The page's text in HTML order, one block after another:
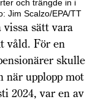
och trängde in i
Jim Scalzo/EPA/TT
vissa sätt vara
våld. För en
skulle
när upplopp mot
2024, var en av